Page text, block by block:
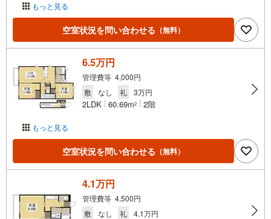
もっと見る
空室状況を問い合わせる （無料）
もっと見る
6.5万円
管理費等 4,000円
敷
なし 礼 3万円
2LDK 60.69m2 2階
空室状況を問い合わせる （無料）
4.1万円
管理費等 4,500円
敷
なし 礼 4.1万円